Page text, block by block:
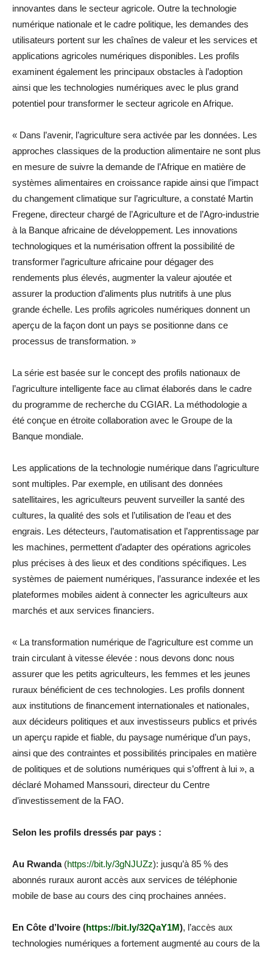
innovantes dans le secteur agricole. Outre la technologie
numérique nationale et le cadre politique, les demandes des
utilisateurs portent sur les chaînes de valeur et les services et
applications agricoles numériques disponibles. Les profils
examinent également les principaux obstacles à l’adoption
ainsi que les technologies numériques avec le plus grand
potentiel pour transformer le secteur agricole en Afrique.
« Dans l’avenir, l’agriculture sera activée par les données. Les
approches classiques de la production alimentaire ne sont plus
en mesure de suivre la demande de l’Afrique en matière de
systèmes alimentaires en croissance rapide ainsi que l’impact
du changement climatique sur l’agriculture, a constaté Martin
Fregene, directeur chargé de l’Agriculture et de l’Agro-industrie
à la Banque africaine de développement. Les innovations
technologiques et la numérisation offrent la possibilité de
transformer l’agriculture africaine pour dégager des
rendements plus élevés, augmenter la valeur ajoutée et
assurer la production d’aliments plus nutritifs à une plus
grande échelle. Les profils agricoles numériques donnent un
aperçu de la façon dont un pays se positionne dans ce
processus de transformation. »
La série est basée sur le concept des profils nationaux de
l’agriculture intelligente face au climat élaborés dans le cadre
du programme de recherche du CGIAR. La méthodologie a
été conçue en étroite collaboration avec le Groupe de la
Banque mondiale.
Les applications de la technologie numérique dans l’agriculture
sont multiples. Par exemple, en utilisant des données
satellitaires, les agriculteurs peuvent surveiller la santé des
cultures, la qualité des sols et l’utilisation de l’eau et des
engrais. Les détecteurs, l’automatisation et l’apprentissage par
les machines, permettent d’adapter des opérations agricoles
plus précises à des lieux et des conditions spécifiques. Les
systèmes de paiement numériques, l’assurance indexée et les
plateformes mobiles aident à connecter les agriculteurs aux
marchés et aux services financiers.
« La transformation numérique de l’agriculture est comme un
train circulant à vitesse élevée : nous devons donc nous
assurer que les petits agriculteurs, les femmes et les jeunes
ruraux bénéficient de ces technologies. Les profils donnent
aux institutions de financement internationales et nationales,
aux décideurs politiques et aux investisseurs publics et privés
un aperçu rapide et fiable, du paysage numérique d’un pays,
ainsi que des contraintes et possibilités principales en matière
de politiques et de solutions numériques qui s’offrent à lui », a
déclaré Mohamed Manssouri, directeur du Centre
d’investissement de la FAO.
Selon les profils dressés par pays :
Au Rwanda(https://bit.ly/3gNJUZz): jusqu’à 85 % des
abonnés ruraux auront accès aux services de téléphonie
mobile de base au cours des cinq prochaines années.
En Côte d’Ivoire (https://bit.ly/32QaY1M), l’accès aux
technologies numériques a fortement augmenté au cours de la